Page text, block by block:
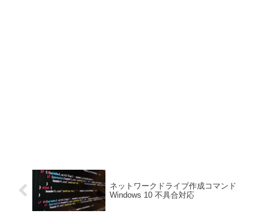
ネットワークドライブ作成コマンド
Windows 10 不具合対応